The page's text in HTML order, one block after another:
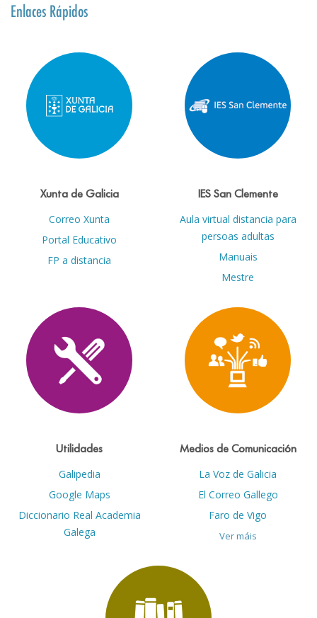
Enlaces Rápidos
Xunta de Galicia
Correo Xunta
Portal Educativo
FP a distancia
IES San Clemente
Aula virtual distancia para
persoas adultas
Manuais
Mestre
Utilidades
Galipedia
Google Maps
Diccionario Real Academia
Galega
Medios de Comunicación
La Voz de Galicia
El Correo Gallego
Faro de Vigo
Ver máis